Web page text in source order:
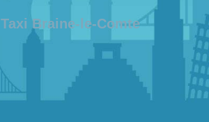
Taxi Braine-le-Comte